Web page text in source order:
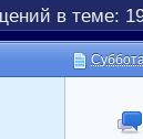
в теме: